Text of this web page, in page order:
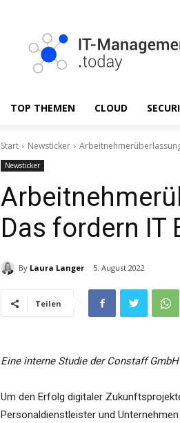
TOP THEMEN CLOUD
Start Newsticker
Newsticker
Das fordern IT
By Laura Langer 5. August 2022
Teilen
Eine interne Studie der Constaff GmbH
Um den Erfolg digitaler
Personaldienstleister und